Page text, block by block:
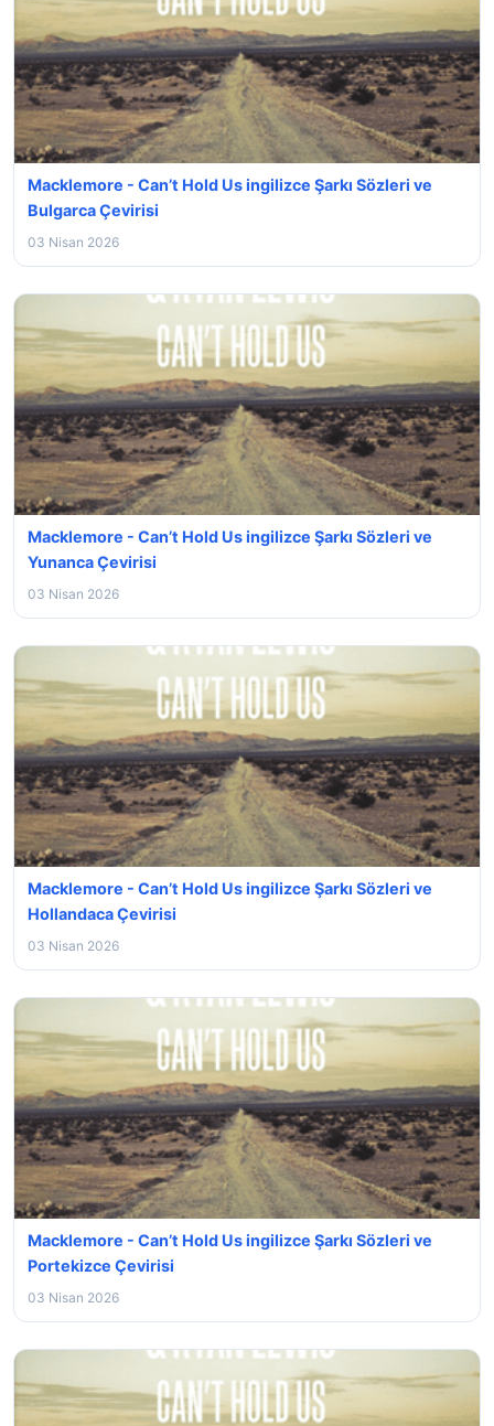
Macklemore - Can’t Hold Us ingilizce Şarkı Sözleri ve
Bulgarca Çevirisi
03 Nisan 2026
Macklemore - Can’t Hold Us ingilizce Şarkı Sözleri ve
Yunanca Çevirisi
03 Nisan 2026
Macklemore - Can’t Hold Us ingilizce Şarkı Sözleri ve
Hollandaca Çevirisi
03 Nisan 2026
Macklemore - Can’t Hold Us ingilizce Şarkı Sözleri ve
Portekizce Çevirisi
03 Nisan 2026